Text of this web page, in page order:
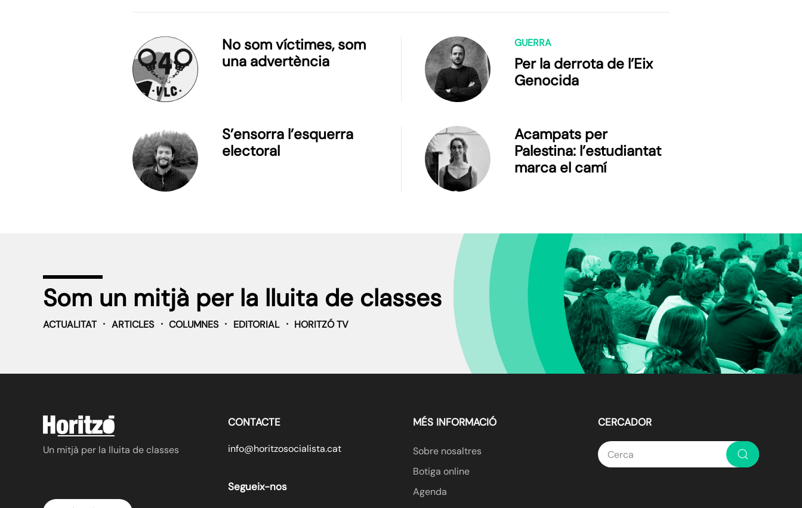
No som víctimes, som
una advertència
GUERRA
Per la derrota de l’Eix
Genocida
S’ensorra l’esquerra
electoral
Acampats per
Palestina: l’estudiantat
marca el camí
Som un mitjà per la lluita de classes
ACTUALITAT ARTICLES COLUMNES EDITORIAL HORITZÓ TV
Un mitjà per la lluita de classes
CONTACTE
info@horitzosocialista.cat
Segueix-nos
MÉS INFORMACIÓ
Sobre nosaltres
Botiga online
Agenda
CERCADOR